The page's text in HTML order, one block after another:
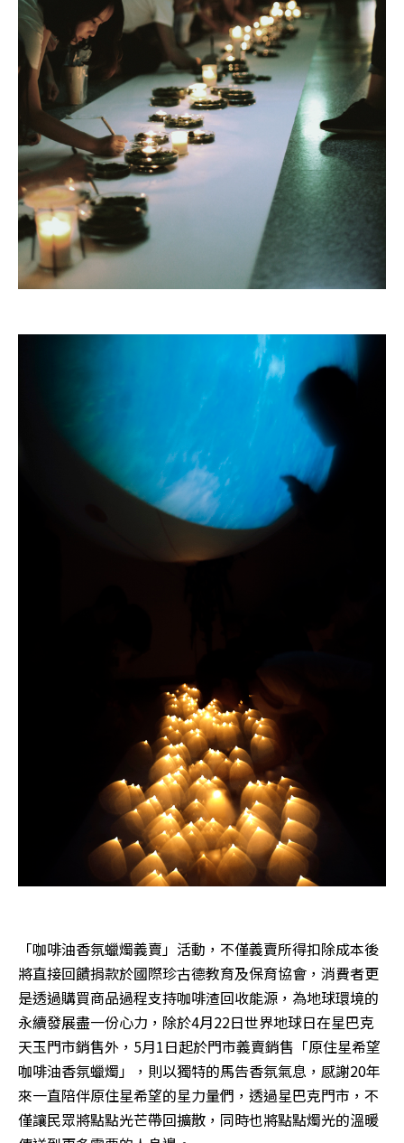
「咖啡油香氛蠟燭義賣」活動，不僅義賣所得扣除成本後
將直接回饋捐款於國際珍古德教育及保育協會，消費者更
是透過購買商品過程支持咖啡渣回收能源，為地球環境的
永續發展盡一份心力，除於4月22日世界地球日在星巴克
天玉門市銷售外，5月1日起於門市義賣銷售「原住星希望
咖啡油香氛蠟燭」，則以獨特的馬告香氛氣息，感謝20年
來一直陪伴原住星希望的星力量們，透過星巴克門市，不
僅讓民眾將點點光芒帶回擴散，同時也將點點燭光的溫暖